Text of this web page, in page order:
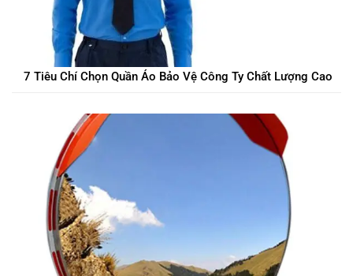
7 Tiêu Chí Chọn Quần Áo Bảo Vệ Công Ty Chất Lượng Cao